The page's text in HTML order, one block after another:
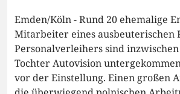
Emden/Köln - Rund 20 ehemalige
Mitarbeiter eines ausbeuterischen
Personalverleihers sind
Tochter Autovision
vor der Einstellung. Einen großen